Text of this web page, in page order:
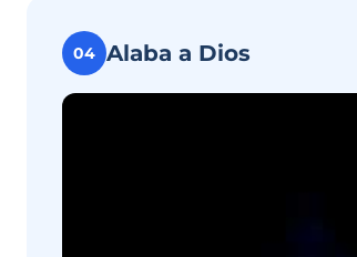
04 Alaba a Dios